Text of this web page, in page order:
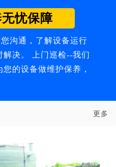
忧保障
沟通，了解设备运行
解决。 上门巡检--我们
的设备做维护保养，
更多